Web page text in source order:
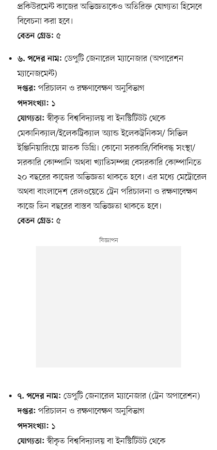
প্রকিউরমেন্ট কাজের অভিজ্ঞতাকেও অতিরিক্ত যোগ্যতা হিসেবে
বিবেচনা করা হবে।
বেতন গ্রেড: ৫
৬. পদের নাম: ডেপুটি জেনারেল ম্যানেজার (অপারেশন
ম্যানেজমেন্ট)
দপ্তর: পরিচালন ও রক্ষণাবেক্ষণ অনুবিভাগ
পদসংখ্যা: ১
যোগ্যতা: স্বীকৃত বিশ্ববিদ্যালয় বা ইনস্টিটিউট থেকে
মেকানিক্যাল/ইলেকট্রিক্যাল অ্যান্ড ইলেকট্রনিকস/ সিভিল
ইঞ্জিনিয়ারিংয়ে স্নাতক ডিগ্রি। কোনো সরকারি/বিধিবদ্ধ সংস্থা/
সরকারি কোম্পানি অথবা খ্যাতিসম্পন্ন বেসরকারি কোম্পানিতে
২০ বছরের কাজের অভিজ্ঞতা থাকতে হবে। এর মধ্যে মেট্রোরেল
অথবা বাংলাদেশ রেলওয়েতে ট্রেন পরিচালনা ও রক্ষণাবেক্ষণ
কাজে তিন বছরের বাস্তব অভিজ্ঞতা থাকতে হবে।
বেতন গ্রেড: ৫
৭. পদের নাম: ডেপুটি জেনারেল ম্যানেজার (ট্রেন অপারেশন)
দপ্তর: পরিচালন ও রক্ষণাবেক্ষণ অনুবিভাগ
পদসংখ্যা: ১
যোগ্যতা: স্বীকৃত বিশ্ববিদ্যালয় বা ইনস্টিটিউট থেকে